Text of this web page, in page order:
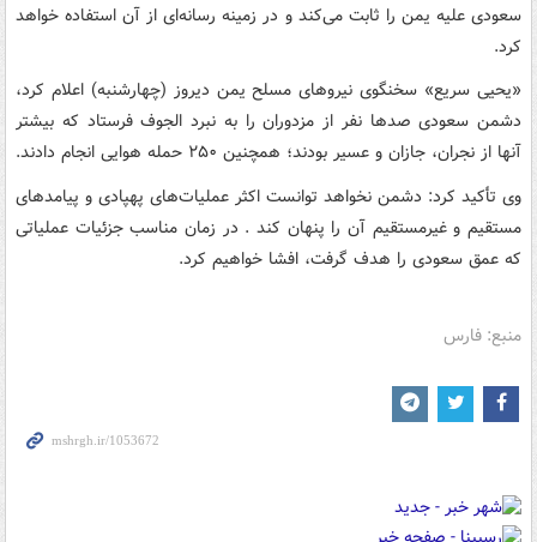
سعودی علیه یمن را ثابت می‌کند و در زمینه رسانه‌ای از آن استفاده خواهد
کرد.
«یحیی سریع» سخنگوی نیروهای مسلح یمن دیروز (چهارشنبه) اعلام کرد،
دشمن سعودی صدها نفر از مزدوران را به نبرد الجوف فرستاد که بیشتر
آنها از نجران، جازان و عسیر بودند؛ همچنین ۲۵۰ حمله هوایی انجام دادند.
وی تأکید کرد: دشمن نخواهد توانست اکثر عملیات‌های پهپادی و پیامدهای
مستقیم و غیرمستقیم آن را پنهان کند . در زمان مناسب جزئیات عملیاتی
که عمق سعودی را هدف گرفت، افشا خواهیم کرد.
منبع: فارس